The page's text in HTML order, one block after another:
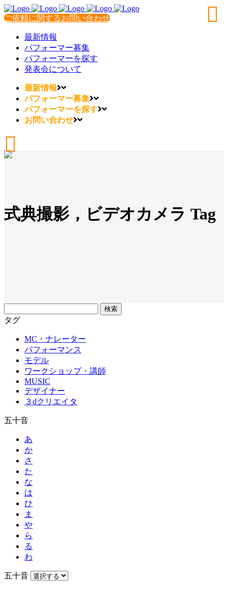
ご依頼に関するお問い合わせ
最新情報
パフォーマー募集
パフォーマーを探す
発表会について
最新情報
パフォーマー募集
パフォーマーを探す
お問い合わせ
式典撮影，ビデオカメラ Tag
リ
タグ
MC・ナレーター
パフォーマンス
モデル
ワークショップ・講師
MUSIC
デザイナー
３dクリエイタ
五十音
あ
か
さ
た
な
は
ひ
ま
や
ら
る
わ
五十音